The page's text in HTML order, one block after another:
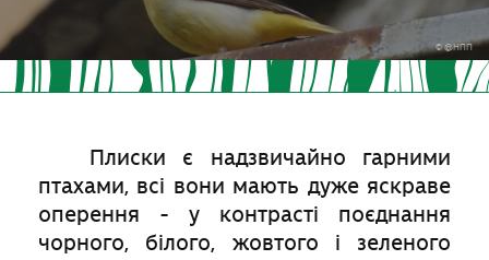
© @НПП
Плиски є надзвичайно гарними
птахами, всі вони мають дуже яскраве
оперення - у контрасті поєднання
чорного, білого, жовтого і зеленого